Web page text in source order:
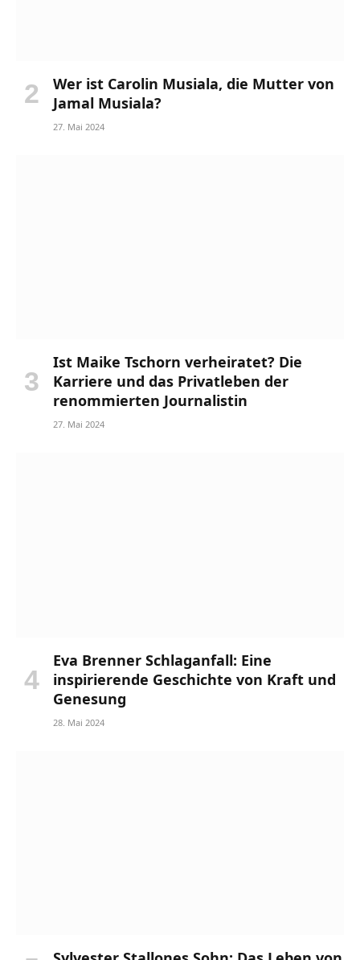
Wer ist Carolin Musiala, die Mutter von
Jamal Musiala?
27. Mai 2024
Ist Maike Tschorn verheiratet? Die
Karriere und das Privatleben der
renommierten Journalistin
27. Mai 2024
Eva Brenner Schlaganfall: Eine
inspirierende Geschichte von Kraft und
Genesung
28. Mai 2024